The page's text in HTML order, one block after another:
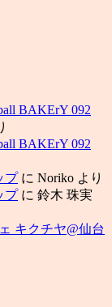
BAKErY 092
BAKErY 092
プに Noriko より
プに 鈴木 珠実
キクチヤ@仙台